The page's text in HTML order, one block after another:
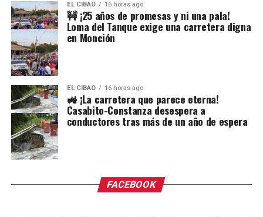
EL CIBAO 16 horas ago
🚧 ¡25 años de promesas y ni una pala!
Loma del Tanque exige una carretera digna
en Monción
EL CIBAO 16 horas ago
🚜 ¡La carretera que parece eterna!
Casabito-Constanza desespera a
conductores tras más de un año de espera
FACEBOOK